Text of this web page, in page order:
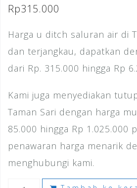
Rp315.000
Harga u ditch saluran air di
dan terjangkau, dapatkan
dari Rp. 315.000 hingga Rp
Kami juga menyediakan
Taman Sari dengan harga
85.000 hingga Rp 1.025.000
penawaran harga menarik
menghubungi kami.